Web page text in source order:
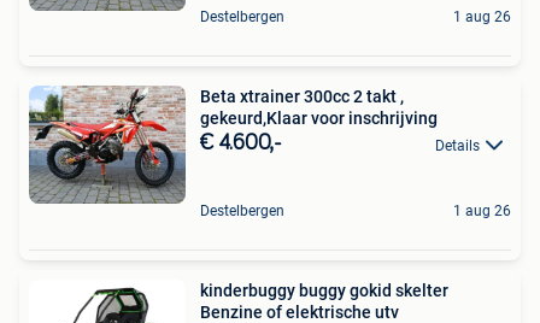
Destelbergen 1 aug 26
Beta xtrainer 300cc 2 takt ,
gekeurd,Klaar voor inschrijving
€ 4.600,- Details
Destelbergen 1 aug 26
kinderbuggy buggy gokid skelter
Benzine of elektrische utv